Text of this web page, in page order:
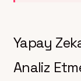
Yapay
Analiz